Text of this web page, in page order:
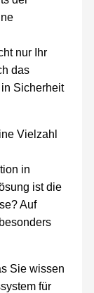
nur Ihr
das
Sicherheit
Vielzahl
in
ist die
Auf
Sie wissen
für